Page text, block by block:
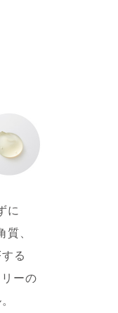
に
質、
する
ーの